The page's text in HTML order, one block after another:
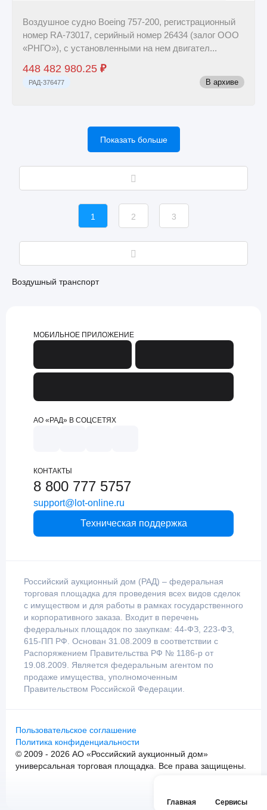
Главная Сервисы
Воздушное судно Boeing 757-200, регистрационный
номер RA-73017, серийный номер 26434 (залог ООО
«РНГО»), с установленными на нем двигател...
448 482 980.25 ₽
РАД-376477 В архиве
Показать больше
1 2 3
Воздушный транспорт
МОБИЛЬНОЕ ПРИЛОЖЕНИЕ
АО «РАД» В СОЦСЕТЯХ
КОНТАКТЫ
8 800 777 5757
support@lot-online.ru
Техническая поддержка
Российский аукционный дом (РАД) – федеральная
торговая площадка для проведения всех видов сделок
с имуществом и для работы в рамках государственного
и корпоративного заказа. Входит в перечень
федеральных площадок по закупкам: 44-ФЗ, 223-ФЗ,
615-ПП РФ. Основан 31.08.2009 в соответствии с
Распоряжением Правительства РФ № 1186-р от
19.08.2009. Является федеральным агентом по
продаже имущества, уполномоченным
Правительством Российской Федерации.
Пользовательское соглашение
Политика конфиденциальности
© 2009 - 2026 АО «Российский аукционный дом»
универсальная торговая площадка. Все права защищены.